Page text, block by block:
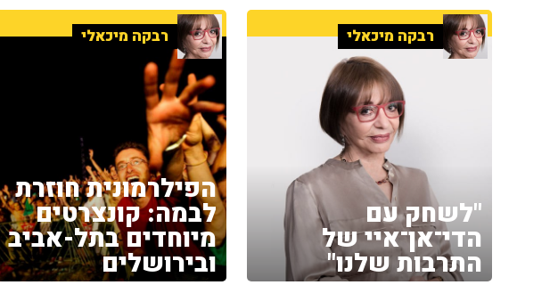
רבקה מיכאלי
"לשחק עם
הדי־אן־איי של
התרבות שלנו"
רבקה מיכאלי
הפילרמונית חוזרת
לבמה: קונצרטים
מיוחדים בתל-אביב
ובירושלים